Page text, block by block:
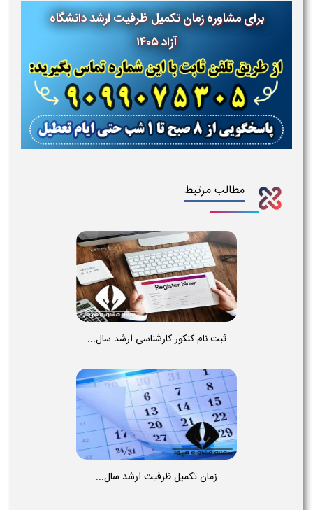
برای مشاوره زمان تکمیل ظرفیت ارشد دانشگاه
آزاد ۱۴۰۵
مطالب مرتبط
ثبت نام کنکور کارشناسی ارشد سال...
زمان تکمیل ظرفیت ارشد سال...